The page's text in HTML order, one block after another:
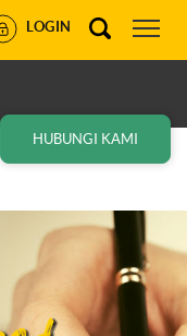
LOGIN
HUBUNGI KAMI